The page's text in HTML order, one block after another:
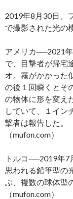
2019年8月30日、
で撮影された光の
アメリカ──2021
で、目撃者が帰宅
オ。霧がかかった
の後１回瞬くとそ
の物体に形を変え
していて、１イン
撃者は報告した。
（mufon.com）
トルコ──2019年7
思われる鉛筆型の
ぶ、複数の球体型
（mufon.com）